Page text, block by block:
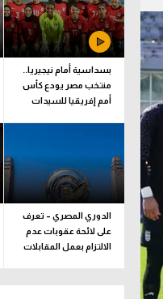
بسداسية أمام نيجيريا..
منتخب مصر يودع كأس
أمم إفريقيا للسيدات
الدوري المصري – تعرف
على لائحة عقوبات عدم
الالتزام بعمل المقابلات